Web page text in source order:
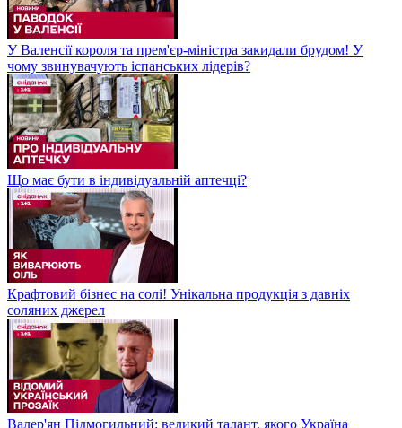
У Валенсії короля та прем'єр-міністра закидали брудом! У
чому звинувачують іспанських лідерів?
Що має бути в індивідуальній аптечці?
Крафтовий бізнес на солі! Унікальна продукція з давніх
соляних джерел
Валер'ян Підмогильний: великий талант, якого Україна